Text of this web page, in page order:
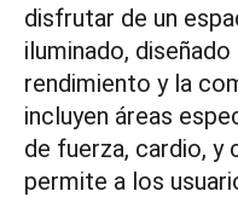
disfrutar de un
iluminado,
rendimiento y la
incluyen áreas
de fuerza, cardio, y
permite a los